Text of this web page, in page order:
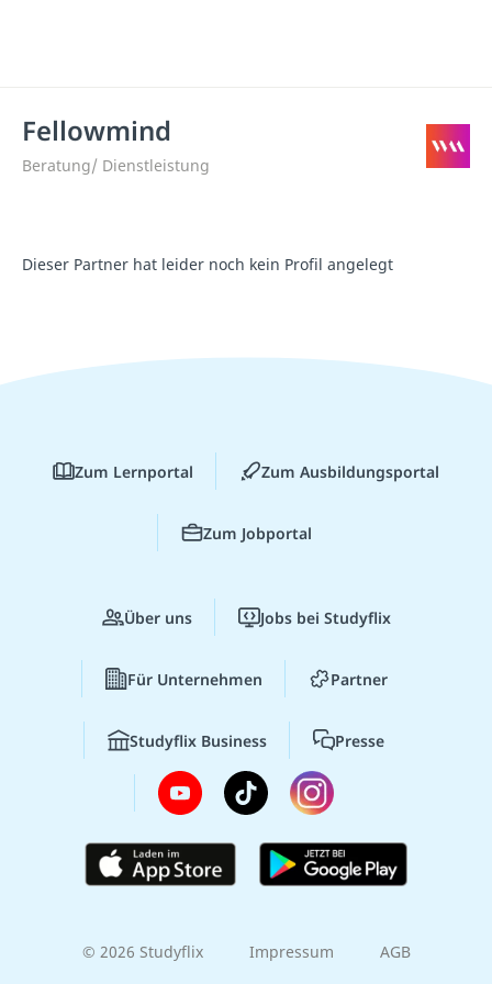
Fellowmind
Beratung/ Dienstleistung
Dieser Partner hat leider noch kein Profil angelegt
Zum Lernportal Zum Ausbildungsportal
Zum Jobportal
Über uns Jobs bei Studyflix
Für Unternehmen Partner
Studyflix Business Presse
© 2026 Studyflix Impressum AGB